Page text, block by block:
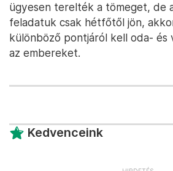
ügyesen terelték a tömeget, de
feladatuk csak hétfőtől jön,
különböző pontjáról kell oda- és
az embereket.
Kedvenceink